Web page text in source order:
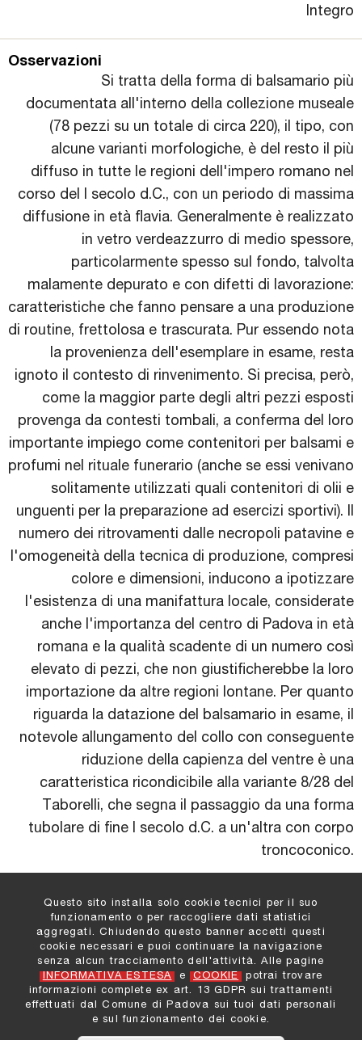
Integro
Osservazioni
Si tratta della forma di balsamario più
documentata all'interno della collezione museale
(78 pezzi su un totale di circa 220), il tipo, con
alcune varianti morfologiche, è del resto il più
diffuso in tutte le regioni dell'impero romano nel
corso del I secolo d.C., con un periodo di massima
diffusione in età flavia. Generalmente è realizzato
in vetro verdeazzurro di medio spessore,
particolarmente spesso sul fondo, talvolta
malamente depurato e con difetti di lavorazione:
caratteristiche che fanno pensare a una produzione
di routine, frettolosa e trascurata. Pur essendo nota
la provenienza dell'esemplare in esame, resta
ignoto il contesto di rinvenimento. Si precisa, però,
come la maggior parte degli altri pezzi esposti
provenga da contesti tombali, a conferma del loro
importante impiego come contenitori per balsami e
profumi nel rituale funerario (anche se essi venivano
solitamente utilizzati quali contenitori di olii e
unguenti per la preparazione ad esercizi sportivi). Il
numero dei ritrovamenti dalle necropoli patavine e
l'omogeneità della tecnica di produzione, compresi
colore e dimensioni, inducono a ipotizzare
l'esistenza di una manifattura locale, considerate
anche l'importanza del centro di Padova in età
romana e la qualità scadente di un numero così
elevato di pezzi, che non giustificherebbe la loro
importazione da altre regioni lontane. Per quanto
riguarda la datazione del balsamario in esame, il
notevole allungamento del collo con conseguente
riduzione della capienza del ventre è una
caratteristica ricondicibile alla variante 8/28 del
Taborelli, che segna il passaggio da una forma
tubolare di fine I secolo d.C. a un'altra con corpo
troncoconico.
Comune di Padova :
Settore Cultura e Turismo
Informazioni e Contatti
Privacy
Cookies
Questo sito installa solo cookie tecnici per il suo
funzionamento o per raccogliere dati statistici
aggregati. Chiudendo questo banner accetti questi
cookie necessari e puoi continuare la navigazione
senza alcun tracciamento dell'attività. Alle pagine
INFORMATIVA ESTESA
e COOKIE
potrai trovare
informazioni complete ex art. 13 GDPR sui trattamenti
effettuati dal Comune di Padova sui tuoi dati personali
e sul funzionamento dei cookie.